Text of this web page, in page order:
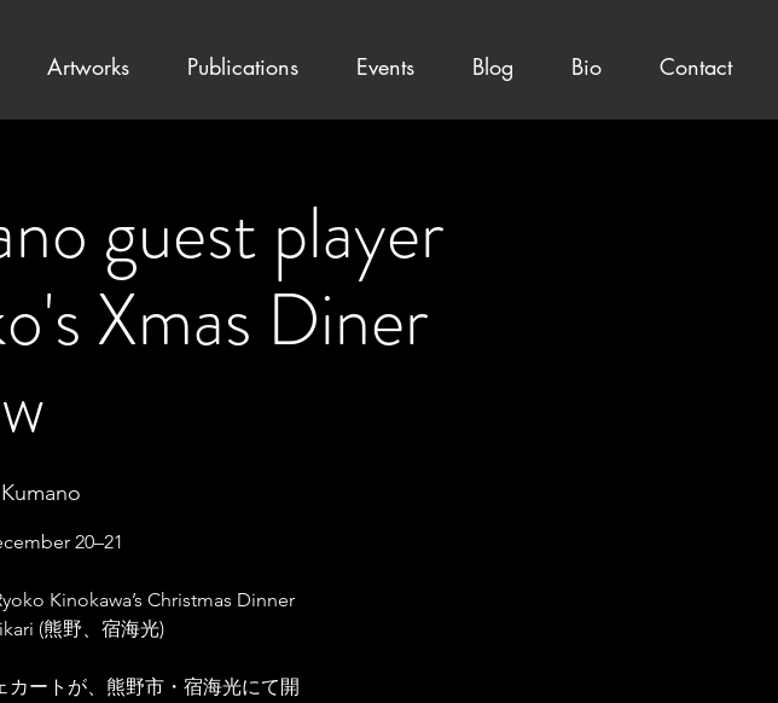
Artworks Publications Events Blog Bio Contact
guest player
Xmas Diner
Kumano
20–21
Kinokawa’s Christmas Dinner
(熊野、宿海光)
ートが、熊野市・宿海光にて開